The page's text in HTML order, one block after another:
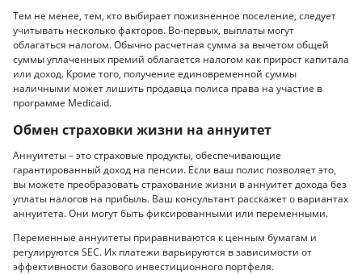
Тем не менее, тем, кто выбирает пожизненное поселение, следует
учитывать несколько факторов. Во-первых, выплаты могут
облагаться налогом. Обычно расчетная сумма за вычетом общей
суммы уплаченных премий облагается налогом как прирост капитала
или доход. Кроме того, получение единовременной суммы
наличными может лишить продавца полиса права на участие в
программе Medicaid.
Обмен страховки жизни на аннуитет
Аннуитеты – это страховые продукты, обеспечивающие
гарантированный доход на пенсии. Если ваш полис позволяет это,
вы можете преобразовать страхование жизни в аннуитет дохода без
уплаты налогов на прибыль. Ваш консультант расскажет о вариантах
аннуитета. Они могут быть фиксированными или переменными.
Переменные аннуитеты приравниваются к ценным бумагам и
регулируются SEC. Их платежи варьируются в зависимости от
эффективности базового инвестиционного портфеля.